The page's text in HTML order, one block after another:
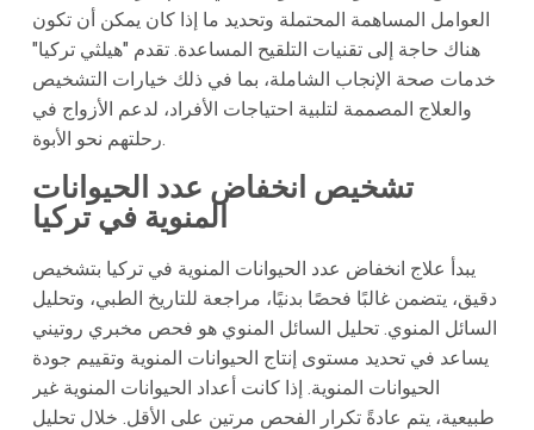
العوامل المساهمة المحتملة وتحديد ما إذا كان يمكن أن تكون
هناك حاجة إلى تقنيات التلقيح المساعدة. تقدم "هيلثي تركيا"
خدمات صحة الإنجاب الشاملة، بما في ذلك خيارات التشخيص
والعلاج المصممة لتلبية احتياجات الأفراد، لدعم الأزواج في
رحلتهم نحو الأبوة.
تشخيص انخفاض عدد الحيوانات
المنوية في تركيا
يبدأ علاج انخفاض عدد الحيوانات المنوية في تركيا بتشخيص
دقيق، يتضمن غالبًا فحصًا بدنيًا، مراجعة للتاريخ الطبي، وتحليل
السائل المنوي. تحليل السائل المنوي هو فحص مخبري روتيني
يساعد في تحديد مستوى إنتاج الحيوانات المنوية وتقييم جودة
الحيوانات المنوية. إذا كانت أعداد الحيوانات المنوية غير
طبيعية، يتم عادةً تكرار الفحص مرتين على الأقل. خلال تحليل